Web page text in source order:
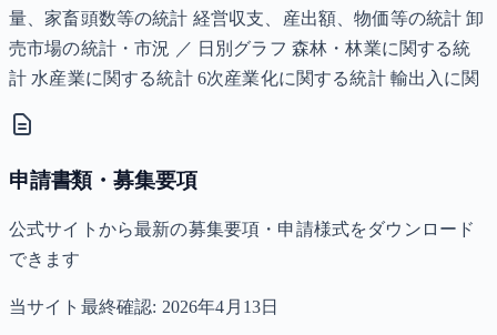
量、家畜頭数等の統計 経営収支、産出額、物価等の統計 卸
売市場の統計・市況 ／ 日別グラフ 森林・林業に関する統
計 水産業に関する統計 6次産業化に関する統計 輸出入に関
申請書類・募集要項
公式サイトから最新の募集要項・申請様式をダウンロード
できます
当サイト最終確認: 2026年4月13日